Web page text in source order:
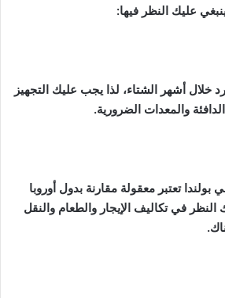
عليك النظر فيها:
خلال أشهر الشتاء، لذا يجب عليك التجهيز
والمعدات الضرورية.
تعتبر معقولة مقارنة بدول أوروبا
النظر في تكاليف الإيجار والطعام والنقل